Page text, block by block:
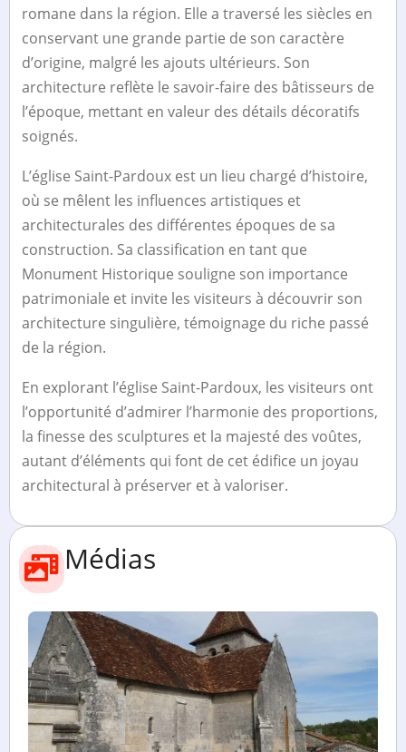
romane dans la région. Elle a traversé les siècles en
conservant une grande partie de son caractère
d’origine, malgré les ajouts ultérieurs. Son
architecture reflète le savoir-faire des bâtisseurs de
l’époque, mettant en valeur des détails décoratifs
soignés.
L’église Saint-Pardoux est un lieu chargé d’histoire,
où se mêlent les influences artistiques et
architecturales des différentes époques de sa
construction. Sa classification en tant que
Monument Historique souligne son importance
patrimoniale et invite les visiteurs à découvrir son
architecture singulière, témoignage du riche passé
de la région.
En explorant l’église Saint-Pardoux, les visiteurs ont
l’opportunité d’admirer l’harmonie des proportions,
la finesse des sculptures et la majesté des voûtes,
autant d’éléments qui font de cet édifice un joyau
architectural à préserver et à valoriser.
Médias